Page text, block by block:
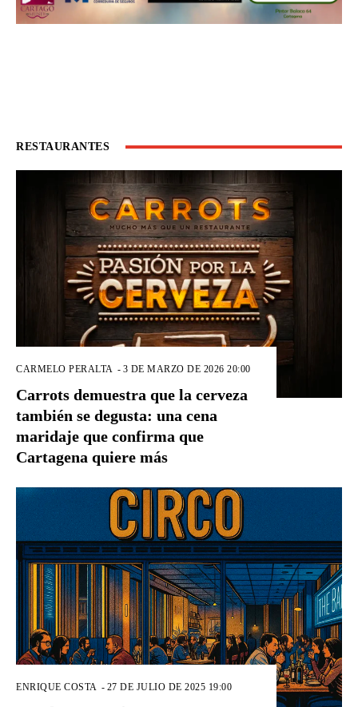
RESTAURANTES
CARMELO PERALTA - 3 DE MARZO DE 2026 20:00
Carrots demuestra que la cerveza
también se degusta: una cena
maridaje que confirma que
Cartagena quiere más
ENRIQUE COSTA - 27 DE JULIO DE 2025 19:00